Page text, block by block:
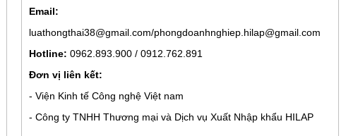
Email:
luathongthai38@gmail.com/phongdoanhnghiep.hilap@gmail.com
Hotline: 0962.893.900 / 0912.762.891
Đơn vị liên kết:
- Viện Kinh tế Công nghệ Việt nam
- Công ty TNHH Thương mại và Dịch vụ Xuất Nhập khẩu HILAP